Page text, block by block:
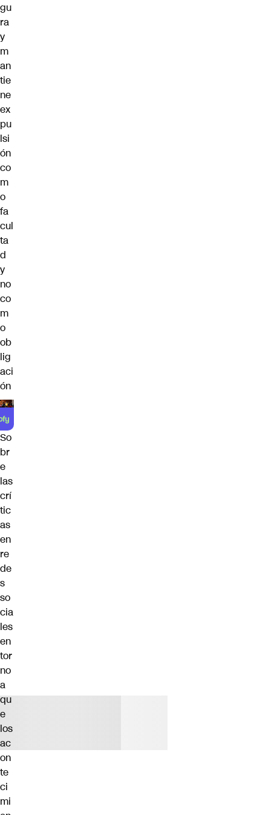
gu
ra
y
m
an
tie
ne
ex
pu
lsi
ón
co
m
o
fa
cul
ta
d
y
no
co
m
o
ob
lig
aci
ón
So
br
e
las
crí
tic
as
en
re
de
s
so
cia
les
en
tor
no
a
qu
e
los
ac
on
te
ci
mi